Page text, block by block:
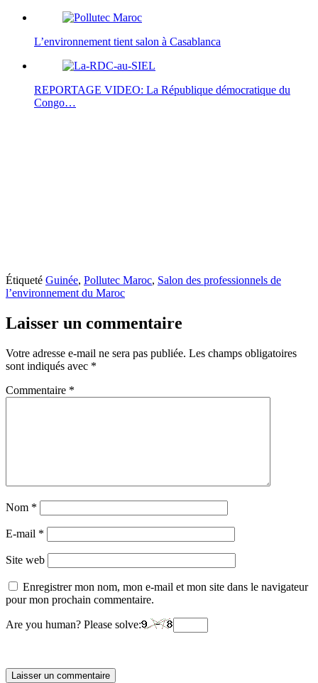
L’environnement tient salon à Casablanca
REPORTAGE VIDEO: La République démocratique du
Congo…
Étiqueté Guinée, Pollutec Maroc, Salon des professionnels de
l’environnement du Maroc
Laisser un commentaire
Votre adresse e-mail ne sera pas publiée. Les champs obligatoires
sont indiqués avec *
Commentaire *
Nom *
E-mail *
Site web
Enregistrer mon nom, mon e-mail et mon site dans le navigateur
pour mon prochain commentaire.
Are you human? Please solve: